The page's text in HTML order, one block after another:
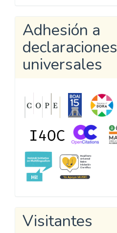
Adhesión a
declaraciones
universales
Visitantes